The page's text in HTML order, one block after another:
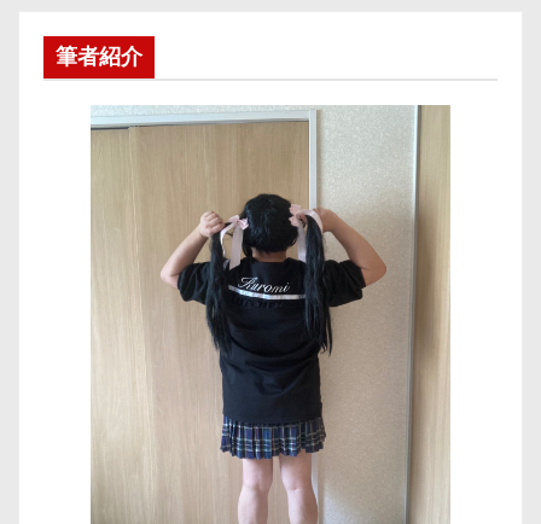
筆者紹介